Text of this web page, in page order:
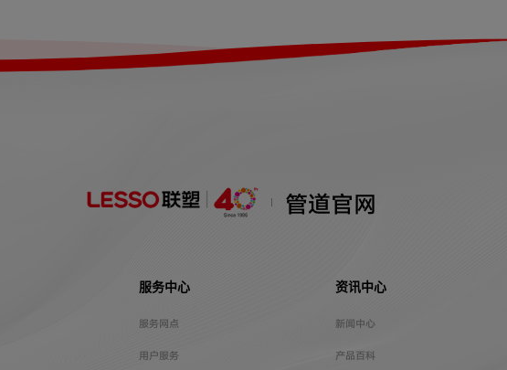
管道官网
服务中心
服务网点
用户服务
资讯中心
新闻中心
产品百科